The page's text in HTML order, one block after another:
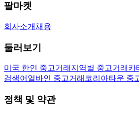
팔마켓
회사소개 채용
둘러보기
미국 한인 중고거래 지역별 중고거래 카
검색어 얼바인 중고거래 코리아타운 중
정책 및 약관